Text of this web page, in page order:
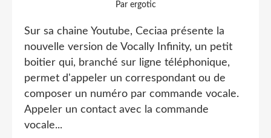
Par ergotic
Sur sa chaine Youtube, Ceciaa présente la
nouvelle version de Vocally Infinity, un petit
boitier qui, branché sur ligne téléphonique,
permet d'appeler un correspondant ou de
composer un numéro par commande vocale.
Appeler un contact avec la commande
vocale...